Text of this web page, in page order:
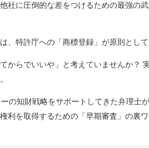
社に圧倒的な差をつけるための最強の
、特許庁への 「商標登録」 が原則とし
からでいいや」と考えていませんか？
の知財戦略をサポートしてきた弁理士
利を取得するための「早期審査」の裏